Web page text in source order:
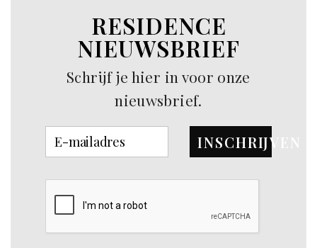
RESIDENCE
NIEUWSBRIEF
Schrijf je hier in voor onze
nieuwsbrief.
INSCHRIJVEN